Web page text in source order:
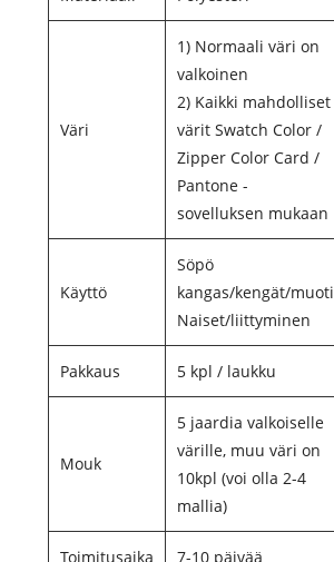
Väri
1) Normaali väri on
valkoinen
2) Kaikki mahdolliset
värit Swatch Color /
Zipper Color Card /
Pantone -
sovelluksen mukaan
Käyttö
Söpö
kangas/kengät/muoti
Naiset/liittyminen
Pakkaus 5 kpl / laukku
Mouk
5 jaardia valkoiselle
värille, muu väri on
10kpl (voi olla 2-4
mallia)
Toimitusaika 7-10 päivää